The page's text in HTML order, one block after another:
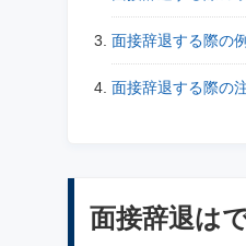
面接辞退する際の
面接辞退する際の
面接辞退は